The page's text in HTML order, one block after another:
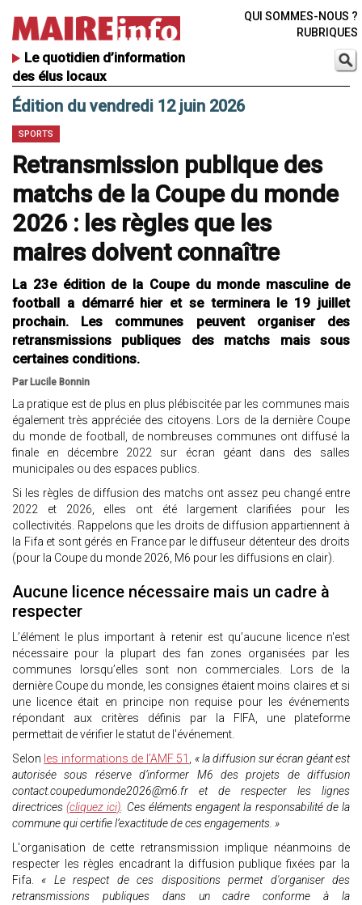
Le quotidien d’information
des élus locaux
QUI SOMMES-NOUS ?
RUBRIQUES
Édition du vendredi 12 juin 2026
SPORTS
Retransmission publique des
matchs de la Coupe du monde
2026 : les règles que les
maires doivent connaître
La 23e édition de la Coupe du monde masculine de
football a démarré hier et se terminera le 19 juillet
prochain. Les communes peuvent organiser des
retransmissions publiques des matchs mais sous
certaines conditions.
Par Lucile Bonnin
La pratique est de plus en plus plébiscitée par les communes mais
également très appréciée des citoyens. Lors de la dernière Coupe
du monde de football, de nombreuses communes ont diffusé la
finale en décembre 2022 sur écran géant dans des salles
municipales ou des espaces publics.
Si les règles de diffusion des matchs ont assez peu changé entre
2022 et 2026, elles ont été largement clarifiées pour les
collectivités. Rappelons que les droits de diffusion appartiennent à
la Fifa et sont gérés en France par le diffuseur détenteur des droits
(pour la Coupe du monde 2026, M6 pour les diffusions en clair).
Aucune licence nécessaire mais un cadre à
respecter
L’élément le plus important à retenir est qu’aucune licence n'est
nécessaire pour la plupart des fan zones organisées par les
communes lorsqu’elles sont non commerciales. Lors de la
dernière Coupe du monde, les consignes étaient moins claires et si
une licence était en principe non requise pour les événements
répondant aux critères définis par la FIFA, une plateforme
permettait de vérifier le statut de l'événement.
Selon les informations de l’AMF 51 , « la diffusion sur écran géant est
autorisée sous réserve d’informer M6 des projets de diffusion
contact.coupedumonde2026@m6.fr et de respecter les lignes
directrices(cliquez ici). Ces éléments engagent la responsabilité de la
commune qui certifie l’exactitude de ces engagements. »
L'organisation de cette retransmission implique néanmoins de
respecter les règles encadrant la diffusion publique fixées par la
Fifa. « Le respect de ces dispositions permet d'organiser des
retransmissions publiques dans un cadre conforme à la